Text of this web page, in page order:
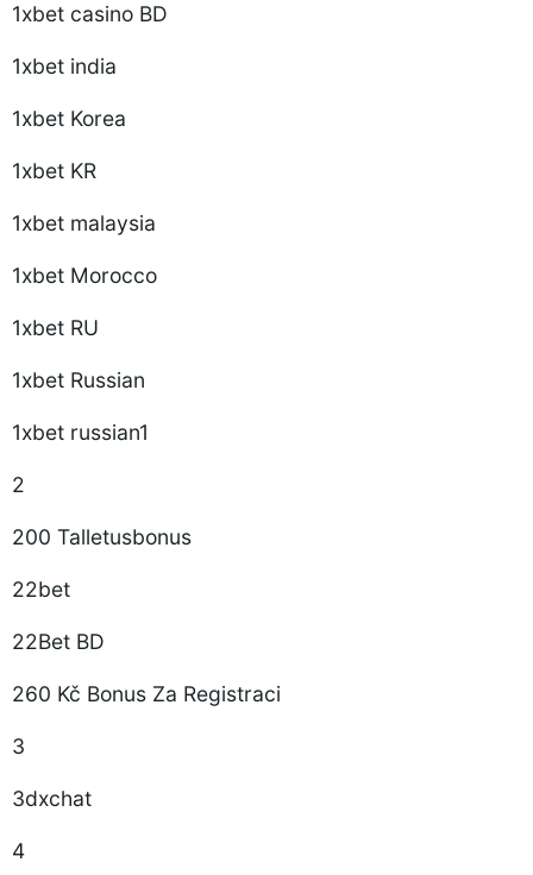
1xbet casino BD
1xbet india
1xbet Korea
1xbet KR
1xbet malaysia
1xbet Morocco
1xbet RU
1xbet Russian
1xbet russian1
2
200 Talletusbonus
22bet
22Bet BD
260 Kč Bonus Za Registraci
3
3dxchat
4